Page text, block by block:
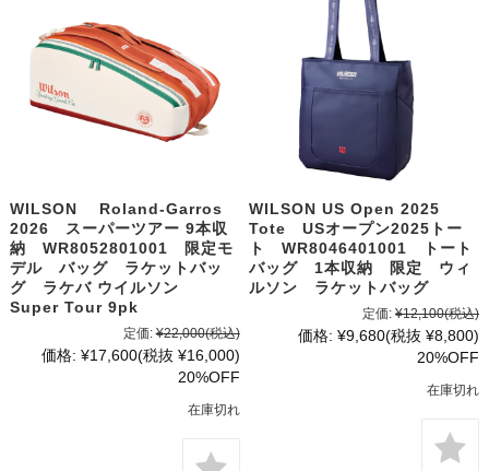
WILSON Roland-Garros
2026 スーパーツアー 9本収
納 WR8052801001 限定モ
デル バッグ ラケットバッ
グ ラケバ ウイルソン
Super Tour 9pk
定価: ¥22,000(税込)
価格: ¥17,600(税抜 ¥16,000)
20%OFF
在庫切れ
WILSON US Open 2025
Tote USオープン2025トー
ト WR8046401001 トート
バッグ 1本収納 限定 ウィ
ルソン ラケットバッグ
定価: ¥12,100(税込)
価格: ¥9,680(税抜 ¥8,800)
20%OFF
在庫切れ